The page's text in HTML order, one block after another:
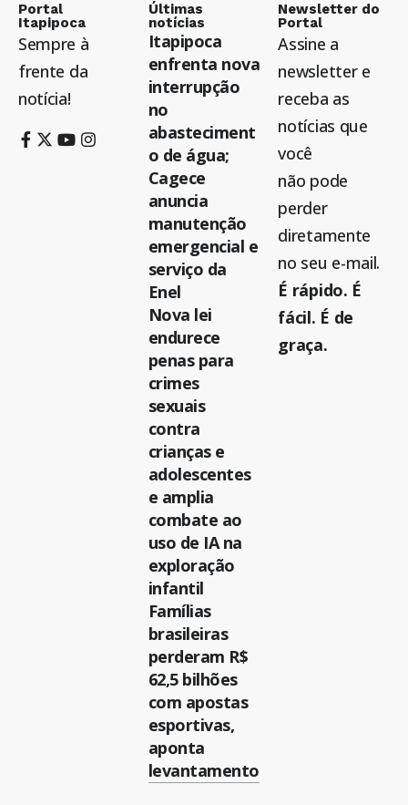
Portal
Itapipoca
Sempre à
frente da
notícia!
Últimas
notícias
Itapipoca
enfrenta nova
interrupção
no
abasteciment
o de água;
Cagece
anuncia
manutenção
emergencial e
serviço da
Enel
Nova lei
endurece
penas para
crimes
sexuais
contra
crianças e
adolescentes
e amplia
combate ao
uso de IA na
exploração
infantil
Famílias
brasileiras
perderam R$
62,5 bilhões
com apostas
esportivas,
aponta
levantamento
Newsletter do
Portal
Assine a
newsletter e
receba as
notícias que
você
não pode
perder
diretamente
no seu e-mail.
É rápido. É
fácil. É de
graça.